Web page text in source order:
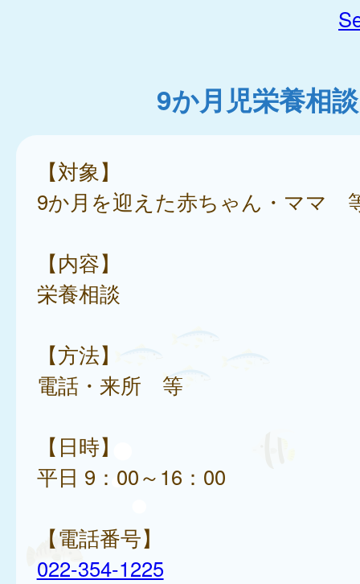
9か月児栄養相談
【対象】
9か月を迎えた赤ちゃん・ママ
【内容】
栄養相談
【方法】
電話・来所 等
【日時】
平日 9：00～16：00
【電話番号】
022-354-1225